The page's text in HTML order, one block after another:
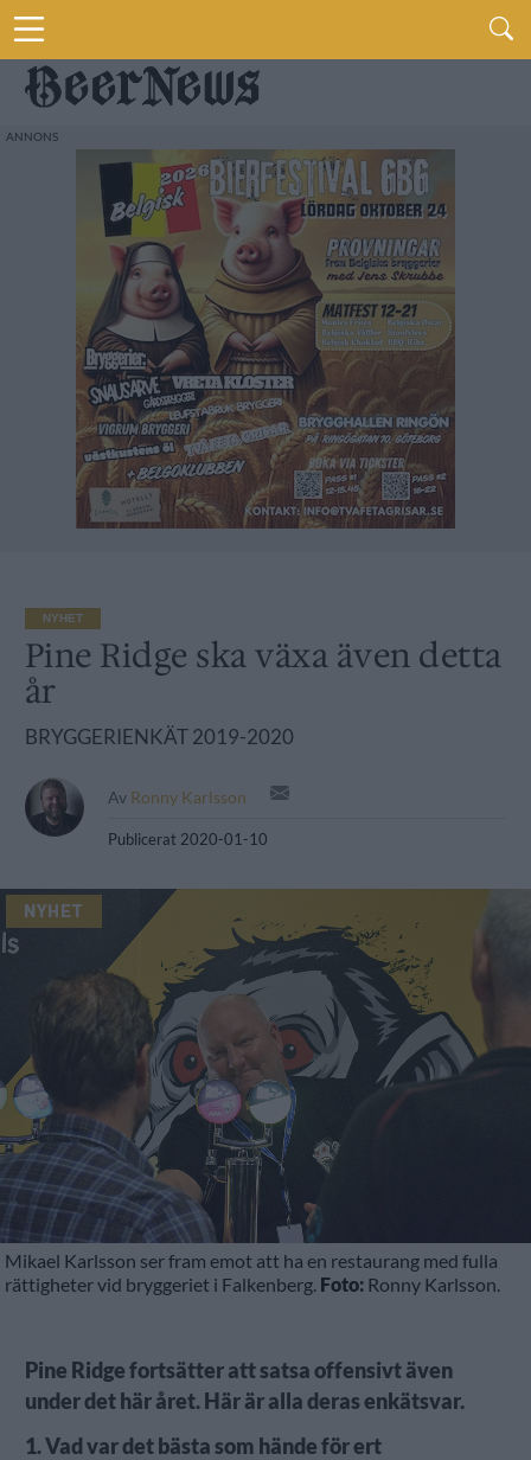
NYHET
Pine Ridge ska växa även detta
år
BRYGGERIENKÄT 2019-2020
Av Ronny Karlsson
Publicerat 2020-01-10
NYHET
Mikael Karlsson ser fram emot att ha en restaurang med fulla
rättigheter vid bryggeriet i Falkenberg. Foto: Ronny Karlsson.
Pine Ridge fortsätter att satsa offensivt även
under det här året. Här är alla deras enkätsvar.
1. Vad var det bästa som hände för ert